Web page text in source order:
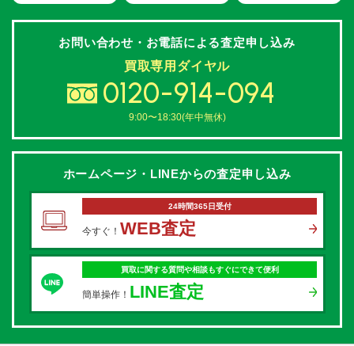
お問い合わせ・お電話による査定申し込み
買取専用ダイヤル
0120-914-094
9:00〜18:30(年中無休)
ホームページ・LINEからの査定申し込み
24時間365日受付
今すぐ！ WEB査定
買取に関する質問や相談もすぐにできて便利
簡単操作！ LINE査定